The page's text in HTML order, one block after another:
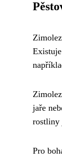
jaře
rostliny
Pro